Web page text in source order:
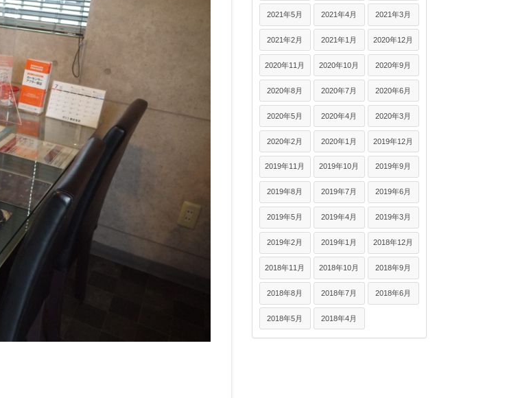
2021年5月 2021年4月 2021年3月
2021年2月 2021年1月 2020年12月
2020年11月 2020年10月 2020年9月
2020年8月 2020年7月 2020年6月
2020年5月 2020年4月 2020年3月
2020年2月 2020年1月 2019年12月
2019年11月 2019年10月 2019年9月
2019年8月 2019年7月 2019年6月
2019年5月 2019年4月 2019年3月
2019年2月 2019年1月 2018年12月
2018年11月 2018年10月 2018年9月
2018年8月 2018年7月 2018年6月
2018年5月 2018年4月